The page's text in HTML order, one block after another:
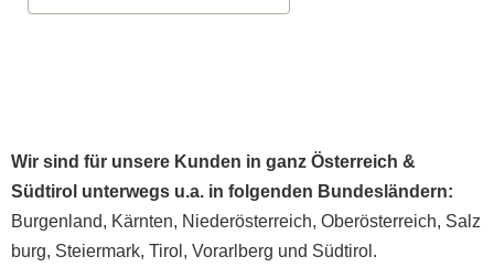
Wir sind für unsere Kunden in ganz Österreich &
Südtirol unterwegs u.a. in folgenden Bundesländern:
Burgenland, Kärnten, Niederösterreich, Oberösterreich, Salz
burg, Steiermark, Tirol , Vorarlberg und Südtirol .